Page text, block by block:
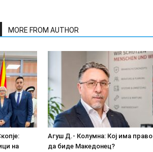
MORE FROM AUTHOR
на
Агуш Д.- Колумна: Кој има право
да биде Македонец?